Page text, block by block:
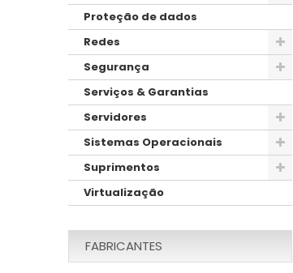
Proteção de dados
Redes
Segurança
Serviços & Garantias
Servidores
Sistemas Operacionais
Suprimentos
Virtualização
FABRICANTES